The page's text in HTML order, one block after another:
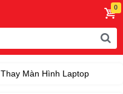
Thay Màn Hình Laptop